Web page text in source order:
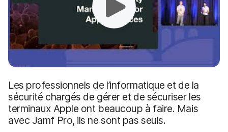
Les professionnels de l’informatique et de la
sécurité chargés de gérer et de sécuriser les
terminaux Apple ont beaucoup à faire. Mais
avec Jamf Pro, ils ne sont pas seuls.